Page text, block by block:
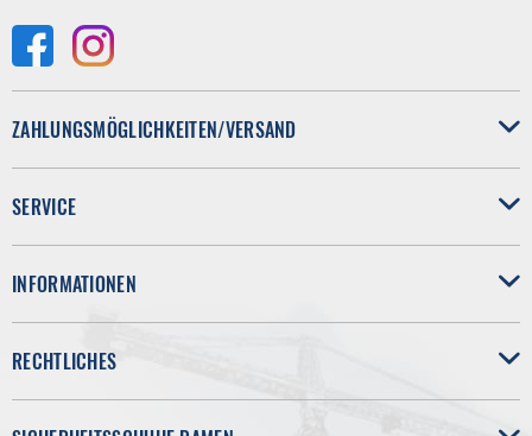
ZAHLUNGSMÖGLICHKEITEN/VERSAND
SERVICE
INFORMATIONEN
RECHTLICHES